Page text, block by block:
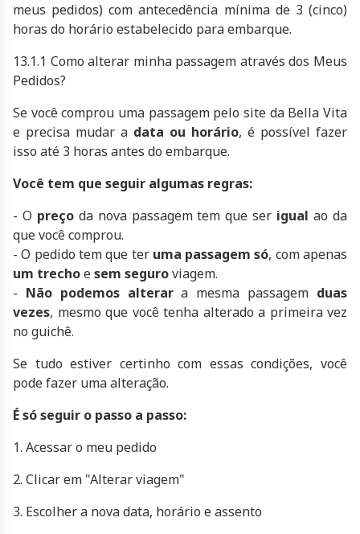
meus pedidos) com antecedência mínima de 3 (cinco)
horas do horário estabelecido para embarque.
13.1.1 Como alterar minha passagem através dos Meus
Pedidos?
Se você comprou uma passagem pelo site da Bella Vita
e precisa mudar a data ou horário, é possível fazer
isso até 3 horas antes do embarque.
Você tem que seguir algumas regras:
- O preçoda nova passagem tem que ser igual ao da
que você comprou.
- O pedido tem que ter uma passagem só, com apenas
um trechoesem seguroviagem.
- Não podemos alterara mesma passagem duas
vezes, mesmo que você tenha alterado a primeira vez
no guichê.
Se tudo estiver certinho com essas condições, você
pode fazer uma alteração.
É só seguir o passo a passo:
1. Acessar o meu pedido
2. Clicar em "Alterar viagem"
3. Escolher a nova data, horário e assento